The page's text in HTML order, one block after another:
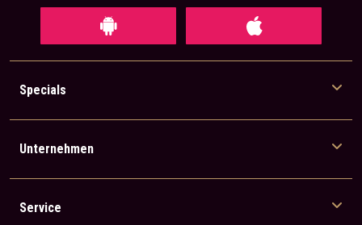
Specials
Unternehmen
Service